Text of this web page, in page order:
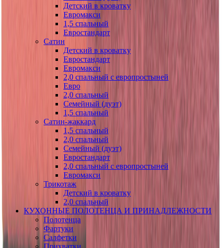
Детский в кроватку
Евромакси
1,5 спальный
Евростандарт
Сатин
Детский в кроватку
Евростандарт
Евромакси
2,0 спальный с европростыней
Евро
2,0 спальный
Семейный (дуэт)
1,5 спальный
Сатин-жаккард
1,5 спальный
2,0 спальный
Семейный (дуэт)
Евростандарт
2,0 спальный с европростыней
Евромакси
Трикотаж
Детский в кроватку
2,0 спальный
КУХОННЫЕ ПОЛОТЕНЦА И ПРИНАДЛЕЖНОСТИ
Полотенца
Фартуки
Салфетки
Прихватки